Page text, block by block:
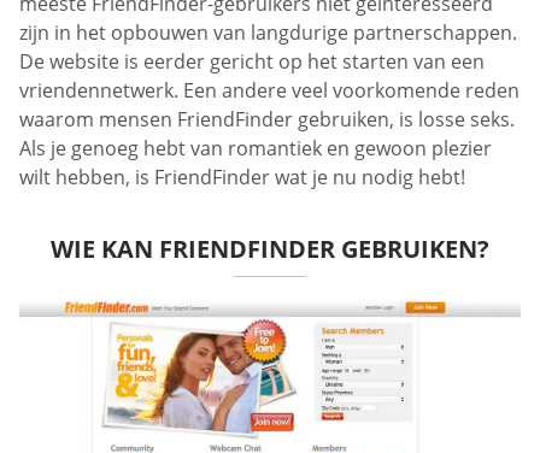
zijn in het opbouwen van langdurige partnerschappen.
De website is eerder gericht op het starten van een
vriendennetwerk. Een andere veel voorkomende reden
waarom mensen FriendFinder gebruiken, is losse seks.
Als je genoeg hebt van romantiek en gewoon plezier
wilt hebben, is FriendFinder wat je nu nodig hebt!
WIE KAN FRIENDFINDER GEBRUIKEN?